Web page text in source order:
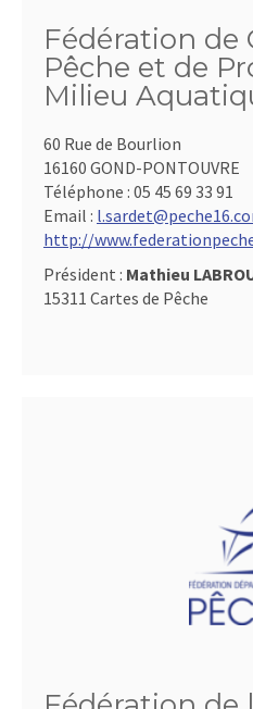
Fédération de
Pêche et de
Milieu
60 Rue de Bourlion
16160 GOND-PONTOUVRE
Téléphone : 05 45 69 33 91
Email :
http://
Président : Mathieu
15311 Cartes de Pêche